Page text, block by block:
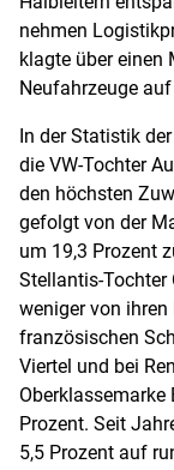
nehmen
klagte über einen
Neufahrzeuge
In der Statistik
die VW-Tochter
den höchsten
gefolgt von der
um 19,3 Prozent
Stellantis-Tochter
weniger von ihren
französischen
Viertel und bei
Oberklassemarke
Prozent. Seit
5,5 Prozent auf